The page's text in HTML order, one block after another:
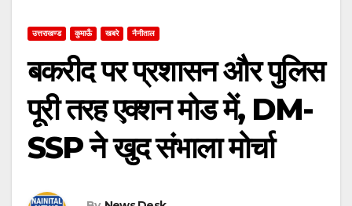
उत्तराखण्ड कुमाऊँ खबरे नैनीताल
बकरीद पर प्रशासन और पुलिस
पूरी तरह एक्शन मोड में, DM-
SSP ने खुद संभाला मोर्चा